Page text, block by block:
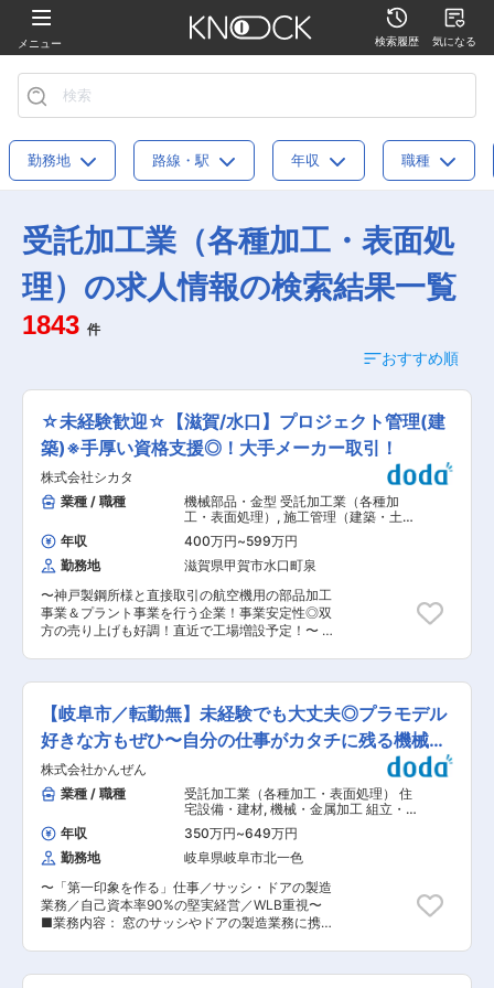
メニュー 検索履歴 気になる
勤務地 路線・駅 年収 職種
受託加工業（各種加工・表面処
理）の求人情報の検索結果一覧
1843 件
おすすめ順
☆未経験歓迎☆【滋賀/水口】プロジェクト管理(建
築)※手厚い資格支援◎！大手メーカー取引！
株式会社シカタ
業種 / 職種
機械部品・金型 受託加工業（各種加
工・表面処理） , 施工管理（建築・土
木） 施工管理（電気・計装）
年収 400万円~599万円
勤務地
滋賀県甲賀市水口町泉
〜神戸製鋼所様と直接取引の航空機用の部品加工
事業＆プラント事業を行う企業！事業安定性◎双
方の売り上げも好調！直近で工場増設予定！〜 〜
■職務内容： 金属・配管・鉄骨・プラント等の加
工・設置・施工等を行う当社において、プラント
配管・建設工事の現場監督をお任せします。 ■具
体的な業務： 建設工事に係る以下業務をお任せし
ます。 ・施工及び管理業務 ・品質管理、見積り
・工事に係る準備（材料手配、工程表の作成）
・PC操作（書類作成、メール） ■組織構成：50
代、60代、70代が1名ずつの計3名。増員にて今
回募集しております。 ■出張について：エリア
は、兵庫県の日本海側、播磨地区を中心に、大
阪・京都・岡山・香川県(小豆島)等の場合もあり
ます。 ※受注によっては、出張工事がない場合も
ありますが、受注が重なった際には3〜4か月現地
のホテルに滞在いただくこともあります。 ■残
業：月平均30H(繁忙期40〜50H、閑散期1０〜
20H)※工期で変動 ■事業内容： ◇プラント工
【岐阜市／転勤無】未経験でも大丈夫◎プラモデル
好きな方もぜひ〜自分の仕事がカタチに残る機械加
工・組立
株式会社かんぜん
業種 / 職種
受託加工業（各種加工・表面処理） 住
宅設備・建材, 機械・金属加工 組立・
その他製造職
年収 350万円~649万円
勤務地
岐阜県岐阜市北一色
〜「第一印象を作る」仕事／サッシ・ドアの製造
業務／自己資本率90%の堅実経営／WLB重視〜
■業務内容： 窓のサッシやドアの製造業務に携わ
的には材料をセット→加工する場所を確認してボ